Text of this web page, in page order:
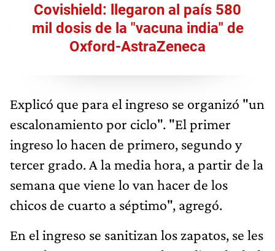
Covishield: llegaron al país 580
mil dosis de la "vacuna india" de
Oxford-AstraZeneca
Explicó que para el ingreso se organizó "un
escalonamiento por ciclo". "El primer
ingreso lo hacen de primero, segundo y
tercer grado. A la media hora, a partir de la
semana que viene lo van hacer de los
chicos de cuarto a séptimo", agregó.
En el ingreso se sanitizan los zapatos, se les